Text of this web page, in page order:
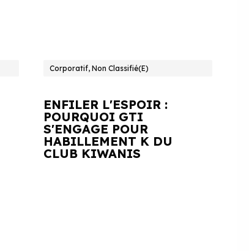
Corporatif, Non Classifié(e)
ENFILER L'ESPOIR :
POURQUOI GTI
S'ENGAGE POUR
HABILLEMENT K DU
CLUB KIWANIS